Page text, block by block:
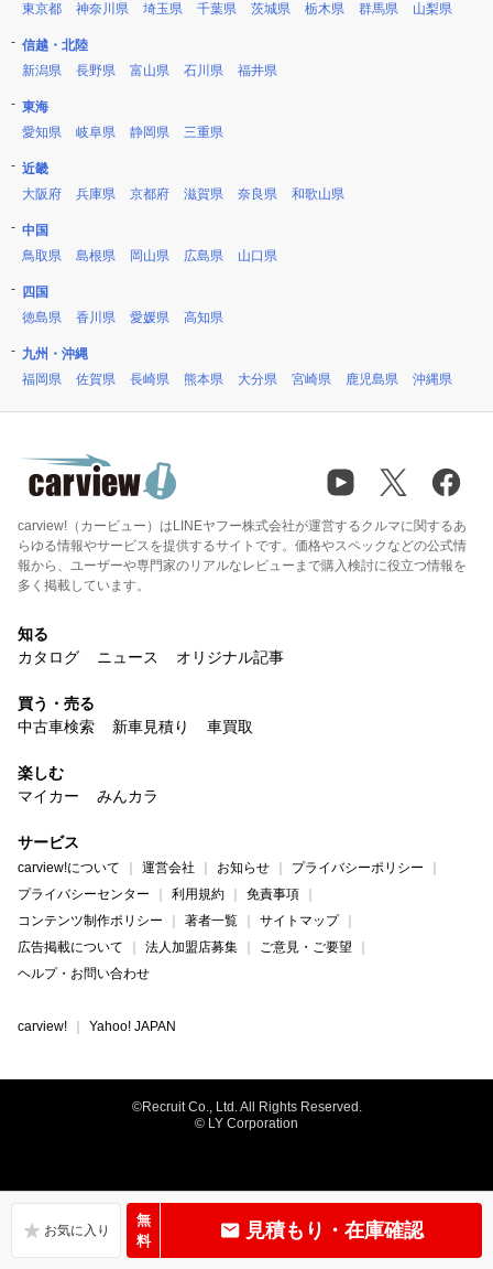
無
料
見積もり・在庫確認
東京都
神奈川県 埼玉県 千葉県 茨城県 栃木県 群馬県 山梨県
信越・北陸
新潟県
長野県 富山県 石川県 福井県
東海
愛知県
岐阜県 静岡県 三重県
近畿
大阪府
兵庫県 京都府 滋賀県 奈良県 和歌山県
中国
鳥取県
島根県 岡山県 広島県 山口県
四国
徳島県
香川県 愛媛県 高知県
九州・沖縄
福岡県
佐賀県 長崎県 熊本県 大分県 宮崎県 鹿児島県 沖縄県
carview!（カービュー）はLINEヤフー株式会社が運営するクルマに関するあ
らゆる情報やサービスを提供するサイトです。価格やスペックなどの公式情
報から、ユーザーや専門家のリアルなレビューまで購入検討に役立つ情報を
多く掲載しています。
知る
カタログ
ニュース オリジナル記事
買う・売る
中古車検索
新車見積り 車買取
楽しむ
マイカー
みんカラ
サービス
carview!について 運営会社 お知らせ
プライバシーポリシー
プライバシーセンター
利用規約
免責事項
コンテンツ制作ポリシー
著者一覧
サイトマップ
広告掲載について
法人加盟店募集
ご意見・ご要望
ヘルプ・お問い合わせ
carview! Yahoo! JAPAN
©Recruit Co., Ltd. All Rights Reserved.
© LY Corporation